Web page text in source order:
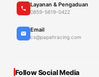
Layanan & Pengaduan
0859-5619-0422
Email
cs@papahracing.com
Follow Social Media